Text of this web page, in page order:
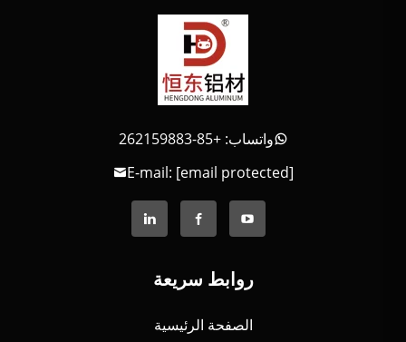
واتساب: +85-262159883
E-mail: [email protected]
روابط سريعة
الصفحة الرئيسية